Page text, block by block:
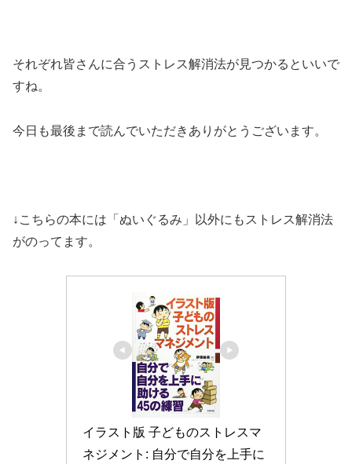
それぞれ皆さんに合うストレス解消法が見つかるといいで
すね。
今日も最後まで読んでいただきありがとうございます。
↓こちらの本には「ぬいぐるみ」以外にもストレス解消法
がのってます。
イラスト版 子どものストレスマ
ネジメント: 自分で自分を上手に